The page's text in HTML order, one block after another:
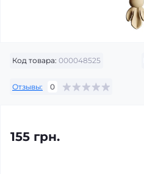
Код товара: 000048525
Отзывы: 0
155 грн.